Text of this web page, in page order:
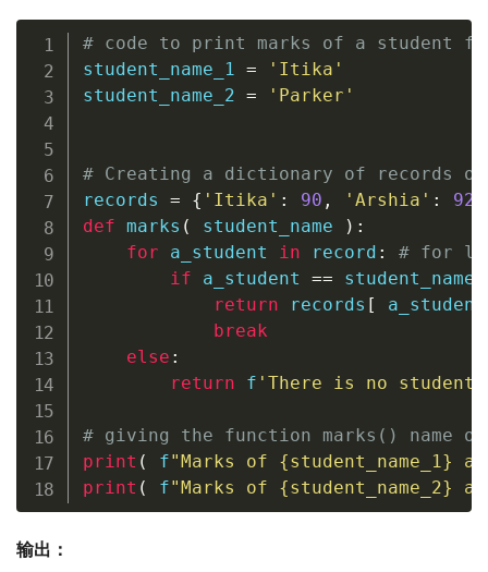
# code to print marks of a student
student_name_1 =
'Itika'
student_name_2 = 'Parker'
# Creating a dictionary of records
records = { 'Itika' : 90 , 'Arshia' : 92
def marks ( student_name ) :
for a_student in record :
# for
if a_student == student_name
return records [
break
else :
return
f 'There is no student
# giving the function marks() name
print ( f"Marks of {student_name_1}
print ( f"Marks of {student_name_2}
输出：